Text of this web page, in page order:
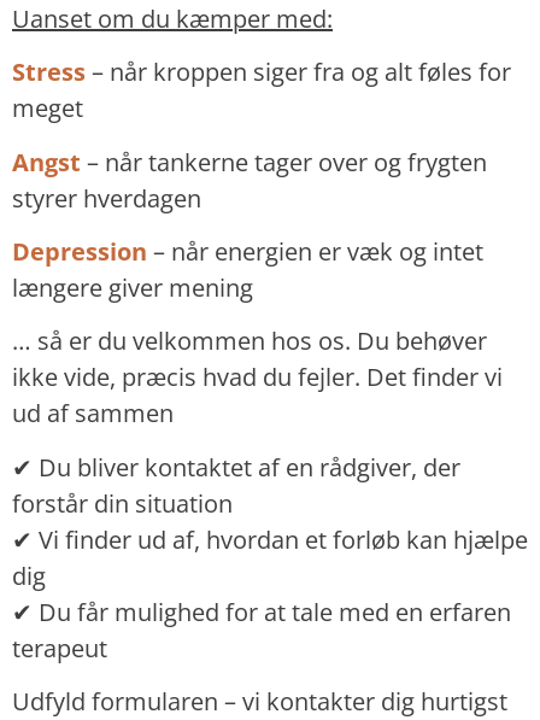
Uanset om du kæmper med:
Stress– når kroppen siger fra og alt føles for
meget
Angst – når tankerne tager over og frygten
styrer hverdagen
Depression – når energien er væk og intet
længere giver mening
… så er du velkommen hos os. Du behøver
ikke vide, præcis hvad du fejler. Det finder vi
ud af sammen
✔ Du bliver kontaktet af en rådgiver, der
forstår din situation
✔ Vi finder ud af, hvordan et forløb kan hjælpe
dig
✔ Du får mulighed for at tale med en erfaren
terapeut
Udfyld formularen – vi kontakter dig hurtigst